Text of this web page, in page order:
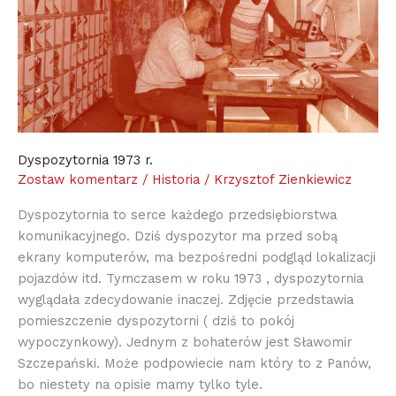
Dyspozytornia 1973 r.
Zostaw komentarz / Historia / Krzysztof Zienkiewicz
Dyspozytornia to serce każdego przedsiębiorstwa
komunikacyjnego. Dziś dyspozytor ma przed sobą
ekrany komputerów, ma bezpośredni podgląd lokalizacji
pojazdów itd. Tymczasem w roku 1973 , dyspozytornia
wyglądała zdecydowanie inaczej. Zdjęcie przedstawia
pomieszczenie dyspozytorni ( dziś to pokój
wypoczynkowy). Jednym z bohaterów jest Sławomir
Szczepański. Może podpowiecie nam który to z Panów,
bo niestety na opisie mamy tylko tyle.